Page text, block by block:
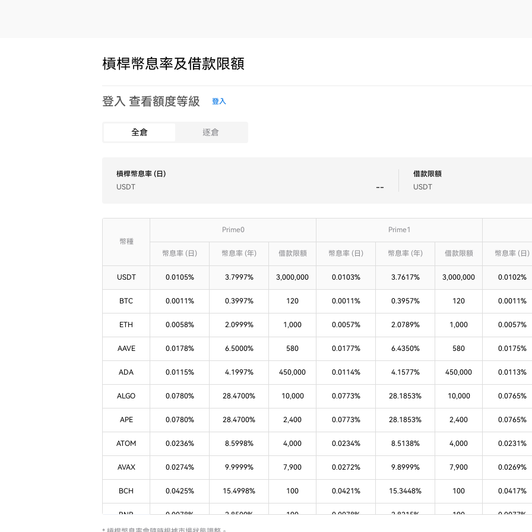
槓桿幣息率及借款限額
登入 查看額度等級 登入
全倉 逐倉
槓桿幣息率 (日)
USDT
--
借款限額
USDT
Prime0 Prime1
幣息率 (日) 幣息率 (年) 借款限額 幣息率 (日) 幣息率 (年) 借款限額 幣息率 (日)
0.0105% 3.7997% 3,000,000 0.0103% 3.7617% 3,000,000 0.0102%
0.0011% 0.3997% 120 0.0011% 0.3957% 120 0.0011%
0.0058% 2.0999% 1,000 0.0057% 2.0789% 1,000 0.0057%
0.0178% 6.5000% 580 0.0177% 6.4350% 580 0.0175%
0.0115% 4.1997% 450,000 0.0114% 4.1577% 450,000 0.0113%
0.0780% 28.4700% 10,000 0.0773% 28.1853% 10,000 0.0765%
0.0780% 28.4700% 2,400 0.0773% 28.1853% 2,400 0.0765%
0.0236% 8.5998% 4,000 0.0234% 8.5138% 4,000 0.0231%
0.0274% 9.9999% 7,900 0.0272% 9.8999% 7,900 0.0269%
0.0425% 15.4998% 100 0.0421% 15.3448% 100 0.0417%
0.0078% 2.8500% 190 0.0078% 2.8215% 190 0.0077%
幣種
幣息率 (日)
幣息率 (年) 借款限額 幣息率 (日) 幣息率 (年) 借款限額 幣息率 (日)
USDT
BTC
ETH
AAVE
ADA
ALGO
APE
ATOM
AVAX
BCH
BNB